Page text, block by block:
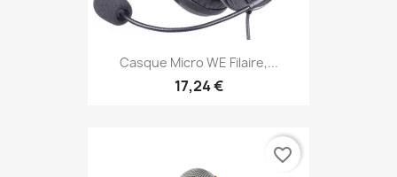
Casque Micro WE Filaire,...
17,24 €
favorite_border